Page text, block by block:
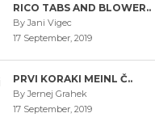
RICO TABS AND BLOWER..
By Jani Vigec
17 September, 2019
PRVI KORAKI MEINL Č..
By Jernej Grahek
17 September, 2019